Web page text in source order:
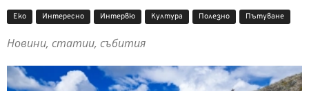
Еко Интерeсно Интервю Култура Полезно Пътуване
Новини, статии, събития